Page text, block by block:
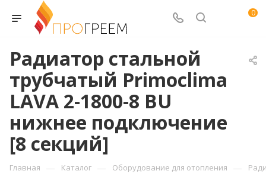
0
Радиатор стальной
трубчатый Primoclima
LAVA 2-1800-8 BU
нижнее подключение
[8 секций]
Главная — Каталог — Оборудование для отопления —